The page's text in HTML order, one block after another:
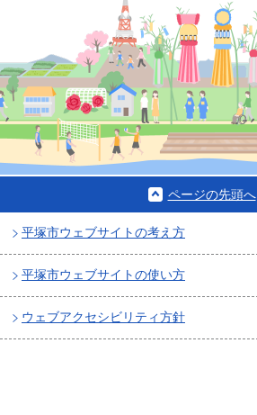
ページの先頭へ
平塚市ウェブサイトの考え方
平塚市ウェブサイトの使い方
ウェブアクセシビリティ方針